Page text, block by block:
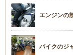
エンジンの
バイクのジ